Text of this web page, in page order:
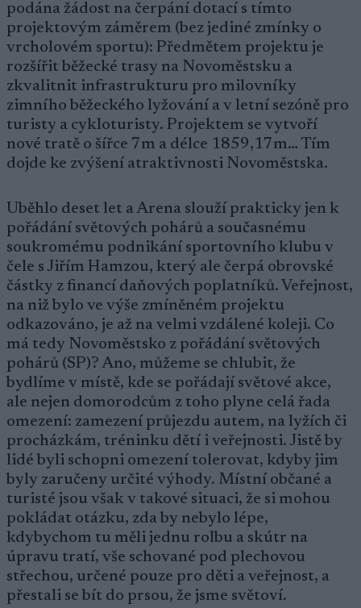
podána žádost na čerpání dotací s tímto
projektovým záměrem (bez jediné zmínky o
vrcholovém sportu): Předmětem projektu je
rozšířit běžecké trasy na Novoměstsku a
zkvalitnit infrastrukturu pro milovníky
zimního běžeckého lyžování a v letní sezóně pro
turisty a cykloturisty. Projektem se vytvoří
nové tratě o šířce 7m a délce 1859,17m… Tím
dojde ke zvýšení atraktivnosti Novoměstska.
Uběhlo deset let a Arena slouží prakticky jen k
pořádání světových pohárů a současnému
soukromému podnikání sportovního klubu v
čele s Jiřím Hamzou, který ale čerpá obrovské
částky z financí daňových poplatníků. Veřejnost,
na niž bylo ve výše zmíněném projektu
odkazováno, je až na velmi vzdálené koleji. Co
má tedy Novoměstsko z pořádání světových
pohárů (SP)? Ano, můžeme se chlubit, že
bydlíme v místě, kde se pořádají světové akce,
ale nejen domorodcům z toho plyne celá řada
omezení: zamezení průjezdu autem, na lyžích či
procházkám, tréninku dětí i veřejnosti. Jistě by
lidé byli schopni omezení tolerovat, kdyby jim
byly zaručeny určité výhody. Místní občané a
turisté jsou však v takové situaci, že si mohou
pokládat otázku, zda by nebylo lépe,
kdybychom tu měli jednu rolbu a skútr na
úpravu tratí, vše schované pod plechovou
střechou, určené pouze pro děti a veřejnost, a
přestali se bít do prsou, že jsme světoví.